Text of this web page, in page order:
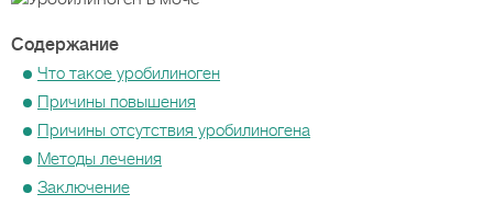
Содержание
Что такое уробилиноген
Причины повышения
Причины отсутствия уробилиногена
Методы лечения
Заключение